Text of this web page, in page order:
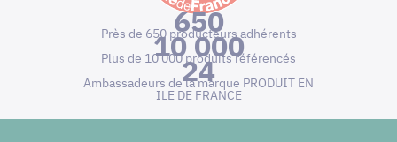
650
Près de 650 producteurs adhérents
10 000
Plus de 10 000 produits référencés
24
Ambassadeurs de la marque PRODUIT EN
ILE DE FRANCE